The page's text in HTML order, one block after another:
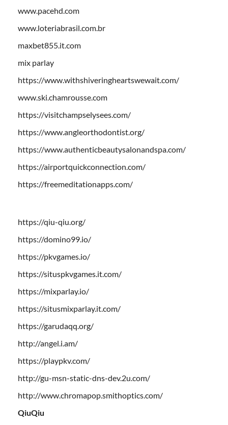
www.pacehd.com
www.loteriabrasil.com.br
maxbet855.it.com
mix parlay
https://www.withshiveringheartswewait.com/
www.ski.chamrousse.com
https://visitchampselysees.com/
https://www.angleorthodontist.org/
https://www.authenticbeautysalonandspa.com/
https://airportquickconnection.com/
https://freemeditationapps.com/
https://qiu-qiu.org/
https://domino99.io/
https://pkvgames.io/
https://situspkvgames.it.com/
https://mixparlay.io/
https://situsmixparlay.it.com/
https://garudaqq.org/
http://angel.i.am/
https://playpkv.com/
http://gu-msn-static-dns-dev.2u.com/
http://www.chromapop.smithoptics.com/
QiuQiu